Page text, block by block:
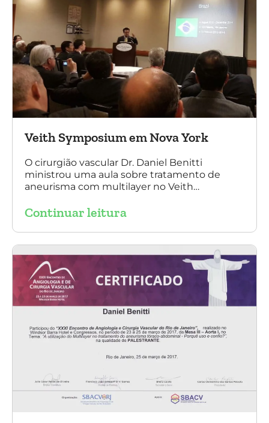
Veith Symposium em Nova York
O cirurgião vascular Dr. Daniel Benitti
ministrou uma aula sobre tratamento de
aneurisma com multilayer no Veith
Continuar leitura